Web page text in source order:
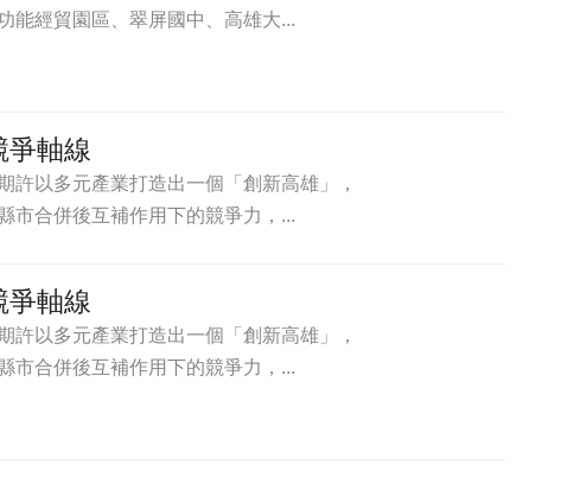
能經貿園區、翠屏國中、高雄大...
爭軸線
以多元產業打造出一個「創新高雄」，
市合併後互補作用下的競爭力，...
爭軸線
以多元產業打造出一個「創新高雄」，
市合併後互補作用下的競爭力，...